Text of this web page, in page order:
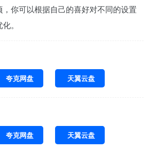
你可以根据自己的喜好对不同的设置
。
夸克网盘 天翼云盘
夸克网盘 天翼云盘